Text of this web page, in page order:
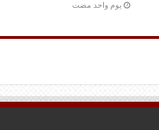
‏يوم واحد مضت